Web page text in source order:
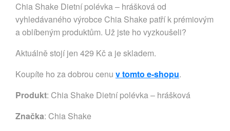
Chia Shake Dietní polévka – hrášková od
vyhledávaného výrobce Chia Shake patří k prémiovým
a oblíbeným produktům. Už jste ho vyzkoušeli?
Aktuálně stojí jen 429 Kč a je skladem.
Koupíte ho za dobrou cenu v tomto e-shopu.
Produkt: Chia Shake Dietní polévka – hrášková
Značka: Chia Shake